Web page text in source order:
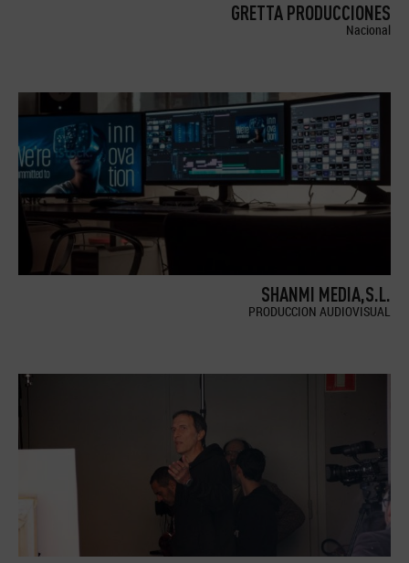
GRETTA PRODUCCIONES
Nacional
SHANMI MEDIA,S.L.
PRODUCCION AUDIOVISUAL